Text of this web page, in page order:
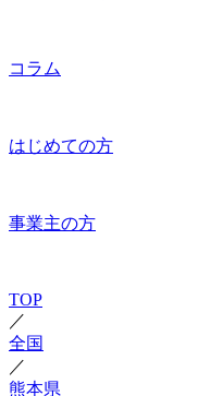
コラム
はじめての方
事業主の方
TOP
／
全国
／
熊本県